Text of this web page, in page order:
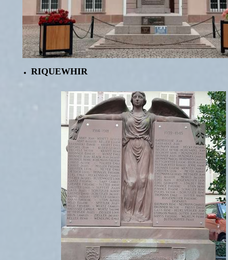
RIQUEWHIR